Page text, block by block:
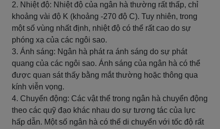
2. Nhiệt độ: Nhiệt độ của ngân hà thường rất thấp, chỉ
khoảng vài độ K (khoảng -270 độ C). Tuy nhiên, trong
một số vùng nhất định, nhiệt độ có thể rất cao do sự
phóng xạ của các ngôi sao.
3. Ánh sáng: Ngân hà phát ra ánh sáng do sự phát
quang của các ngôi sao. Ánh sáng của ngân hà có thể
được quan sát thấy bằng mắt thường hoặc thông qua
kính viễn vọng.
4. Chuyển động: Các vật thể trong ngân hà chuyển động
theo các quỹ đạo khác nhau do sự tương tác của lực
hấp dẫn. Một số ngân hà có thể di chuyển với tốc độ rất